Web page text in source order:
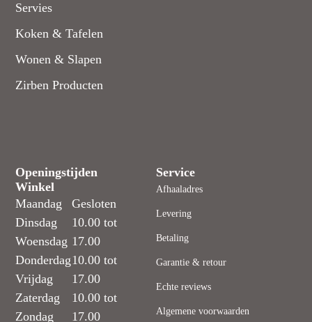
Servies
Koken & Tafelen
Wonen & Slapen
Zirben Producten
Openingstijden
Winkel
Maandag
Dinsdag
Woensdag
Donderdag
Vrijdag
Zaterdag
Zondag
Gesloten
10.00 tot
17.00
10.00 tot
17.00
10.00 tot
17.00
Service
Afhaaladres
Levering
Betaling
Garantie & retour
Echte reviews
Algemene voorwaarden